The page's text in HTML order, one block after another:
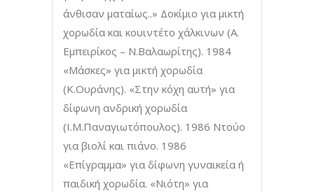
άνθισαν ματαίως..» Δοκίμιο για μικτή
χορωδία και κουιντέτο χάλκινων (Α.
Εμπειρίκος – Ν.Βαλαωρίτης). 1984
«Μάσκες» για μικτή χορωδία
(Κ.Ουράνης). «Στην κόχη αυτή» για
δίφωνη ανδρική χορωδία
(Ι.Μ.Παναγιωτόπουλος). 1986 Ντούο
για βιολί και πιάνο. 1986
«Επίγραμμα» για δίφωνη γυναικεία ή
παιδική χορωδία. «Νιότη» για